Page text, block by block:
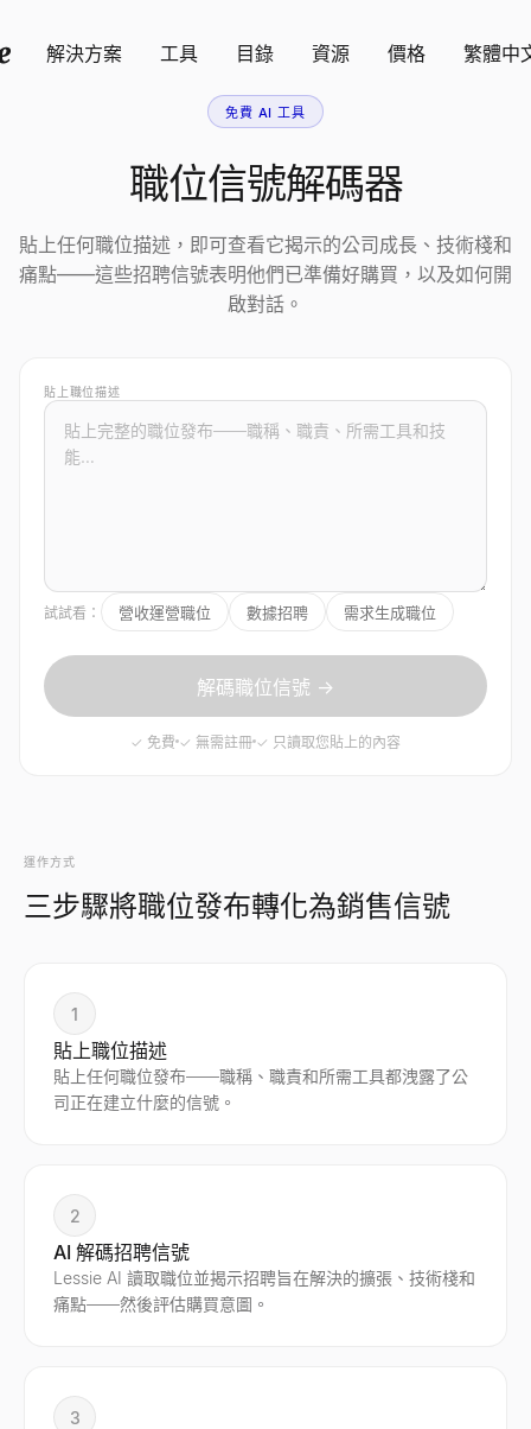
解決方案 工具 目錄 資源 價格 繁體中
免費 AI 工具
職位信號解碼器
貼上任何職位描述，即可查看它揭示的公司成長、技術棧和
痛點——這些招聘信號表明他們已準備好購買，以及如何開
啟對話。
貼上職位描述
試試看： 營收運營職位 數據招聘 需求生成職位
解碼職位信號 →
✓ 免費 ✓ 無需註冊 ✓ 只讀取您貼上的內容
運作方式
三步驟將職位發布轉化為銷售信號
1
貼上職位描述
貼上任何職位發布——職稱、職責和所需工具都洩露了公
司正在建立什麼的信號。
2
AI 解碼招聘信號
Lessie AI 讀取職位並揭示招聘旨在解決的擴張、技術棧和
痛點——然後評估購買意圖。
3